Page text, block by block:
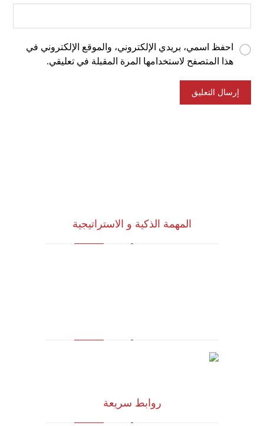
احفظ اسمي، بريدي الإلكتروني، والموقع الإلكتروني في
هذا المتصفح لاستخدامها المرة المقبلة في تعليقي.
المهمة الذكية و الاستراتيجية
روابط سريعة